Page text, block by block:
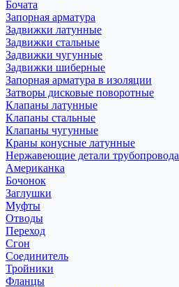
Бочата
Запорная арматура
Задвижки латунные
Задвижки стальные
Задвижки чугунные
Задвижки шиберные
Запорная арматура в изоляции
Затворы дисковые поворотные
Клапаны латунные
Клапаны стальные
Клапаны чугунные
Краны конусные латунные
Нержавеющие детали трубопровода
Американка
Бочонок
Заглушки
Муфты
Отводы
Переход
Сгон
Соединитель
Тройники
Фланцы